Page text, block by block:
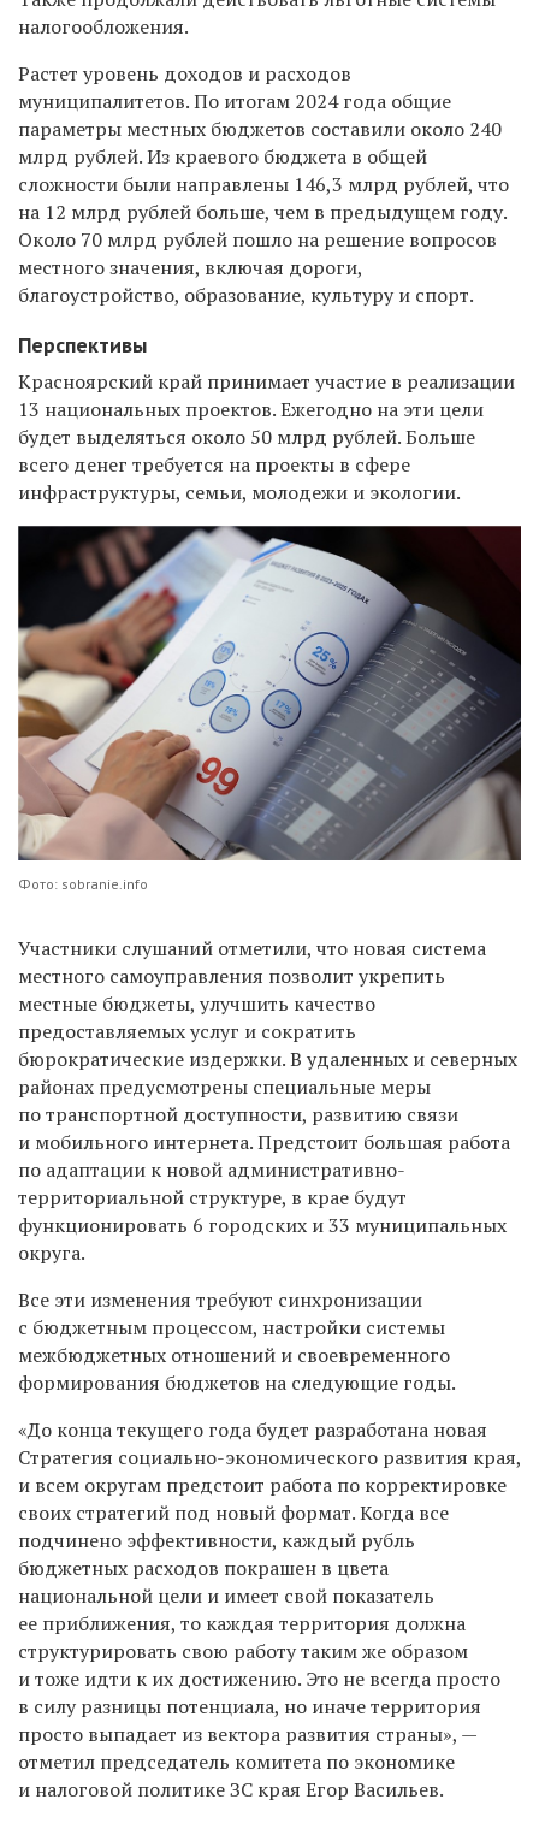
налогообложения.
Растет уровень доходов и расходов
муниципалитетов. По итогам 2024 года общие
параметры местных бюджетов составили около 240
млрд рублей. Из краевого бюджета в общей
сложности были направлены 146,3 млрд рублей, что
на 12 млрд рублей больше, чем в предыдущем году.
Около 70 млрд рублей пошло на решение вопросов
местного значения, включая дороги,
благоустройство, образование, культуру и спорт.
Перспективы
Красноярский край принимает участие в реализации
13 национальных проектов. Ежегодно на эти цели
будет выделяться около 50 млрд рублей. Больше
всего денег требуется на проекты в сфере
инфраструктуры, семьи, молодежи и экологии.
Фото: sobranie.info
Участники слушаний отметили, что новая система
местного самоуправления позволит укрепить
местные бюджеты, улучшить качество
предоставляемых услуг и сократить
бюрократические издержки. В удаленных и северных
районах предусмотрены специальные меры
по транспортной доступности, развитию связи
и мобильного интернета. Предстоит большая работа
по адаптации к новой административно-
территориальной структуре, в крае будут
функционировать 6 городских и 33 муниципальных
округа.
Все эти изменения требуют синхронизации
с бюджетным процессом, настройки системы
межбюджетных отношений и своевременного
формирования бюджетов на следующие годы.
«До конца текущего года будет разработана новая
Стратегия социально-экономического развития края,
и всем округам предстоит работа по корректировке
своих стратегий под новый формат. Когда все
подчинено эффективности, каждый рубль
бюджетных расходов покрашен в цвета
национальной цели и имеет свой показатель
ее приближения, то каждая территория должна
структурировать свою работу таким же образом
и тоже идти к их достижению. Это не всегда просто
в силу разницы потенциала, но иначе территория
просто выпадает из вектора развития страны», —
отметил председатель комитета по экономике
и налоговой политике ЗС края Егор Васильев.